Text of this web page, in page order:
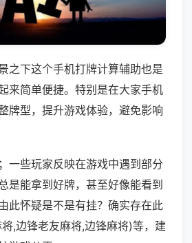
之下这个手机打牌计算辅助也是
来简单便捷。特别是在大家手机
牌型，提升游戏体验，避免影响
一些玩家反映在游戏中遇到部分
是能拿到好牌，甚至好像能看到
此怀疑是不是有挂？确实存在此
,边锋老友麻将,边锋麻将)等，建